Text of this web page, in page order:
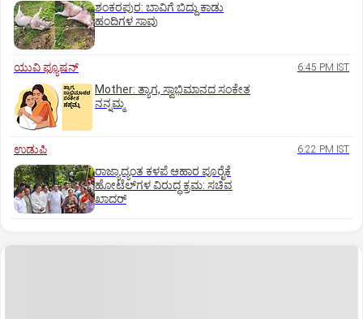
ಶಂಕರಪುರ: ಬಾವಿಗೆ ಬಿದ್ದು ಕಾಡು
ಹಂದಿಗಳ ಸಾವು
ಯುವಿ ಫ್ಯೂಷನ್ 6:45 PM IST
Mother: ತ್ಯಾಗ, ಸ್ವಾಭಿಮಾನದ ಸಂಕೇತ
ನನ್ನಮ್ಮ
ಉಡುಪಿ 6:22 PM IST
ರಾಜ್ಯಾದ್ಯಂತ ಕಳಪೆ ಆಹಾರ ಪೂರೈಕೆ
ಹೋಟೆಲ್‌ಗಳ ವಿರುದ್ಧ ಕ್ರಮ: ಸಚಿವ
ಖಾದರ್